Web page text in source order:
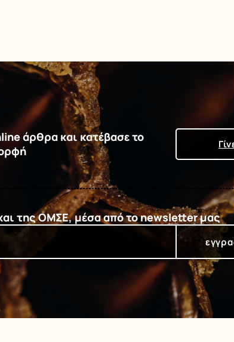
άρθρα και κατέβασε το
της ΟΜΣΕ, μέσα από το newsletter μας